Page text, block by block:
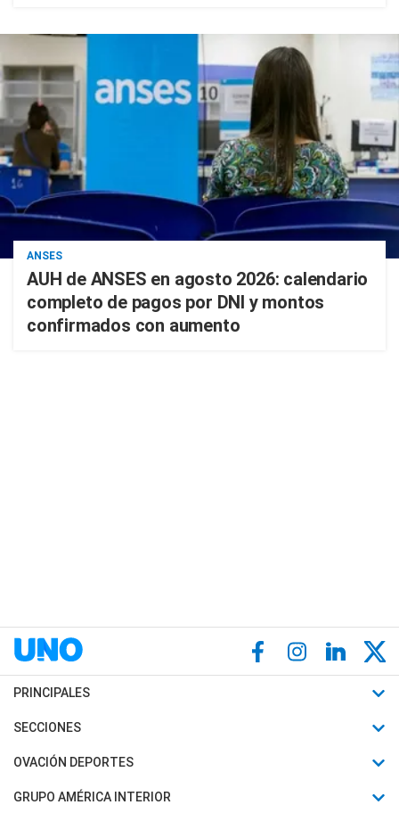
ANSES
AUH de ANSES en agosto 2026: calendario
completo de pagos por DNI y montos
confirmados con aumento
PRINCIPALES
Últimas Noticias
Política
SECCIONES
Horóscopo
Motores
OVACIÓN DEPORTES
Fútbol
GRUPO AMÉRICA INTERIOR